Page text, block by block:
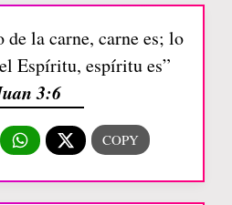
de la carne, carne es; lo
Espíritu, espíritu es”
3:6